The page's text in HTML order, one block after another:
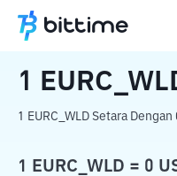
Beranda Konverter
1
1 EURC_WLD Setara
1 EURC_WLD = 0